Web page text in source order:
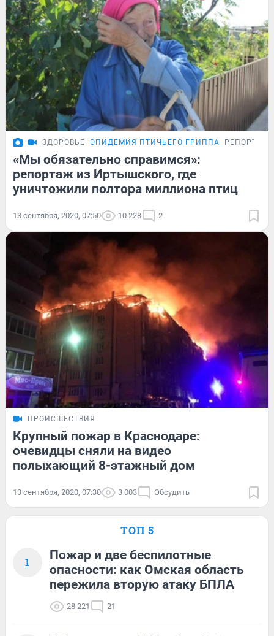
ЗДОРОВЬЕ ЭПИДЕМИЯ ПТИЧЬЕГО ГРИППА РЕПОРТАЖ
«Мы обязательно справимся»:
репортаж из Иртышского, где
уничтожили полтора миллиона птиц
13 сентября, 2020, 07:50 10 228 2
ПРОИСШЕСТВИЯ
Крупный пожар в Краснодаре:
очевидцы сняли на видео
полыхающий 8-этажный дом
13 сентября, 2020, 07:30 3 003 Обсудить
ТОП 5
1
Пожар и две беспилотные
опасности: как Омская область
пережила вторую атаку БПЛА
28 221 21